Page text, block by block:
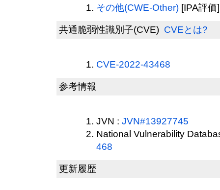
その他(CWE-Other) [IPA評価]
共通脆弱性識別子(CVE) CVEとは?
CVE-2022-43468
参考情報
JVN : JVN#13927745
National Vulnerability
468
更新履歴